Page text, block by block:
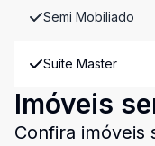
Semi Mobiliado
Suíte Master
Imóveis
Confira imóveis